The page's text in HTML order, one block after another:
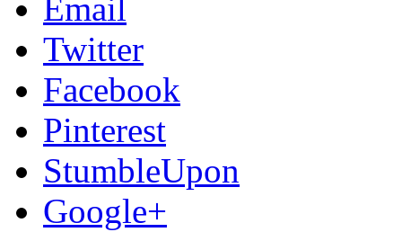
Email
Twitter
Facebook
Pinterest
StumbleUpon
Google+